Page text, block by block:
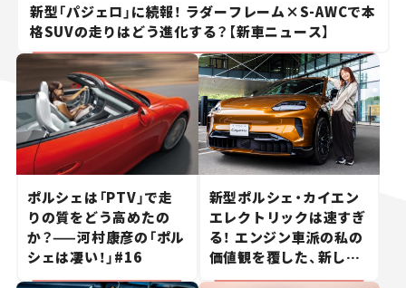
新型「パジェロ」に続報！ ラダーフレーム×S-AWCで本
格SUVの走りはどう進化する？【新車ニュース】
ポルシェは「PTV」で走
りの質をどう高めたの
か？——河村康彦の「ポル
シェは凄い！」#16
新型ポルシェ・カイエン
エレクトリックは速すぎ
る！ エンジン車派の私の
価値観を覆した、新しい
ポルシェの走り。